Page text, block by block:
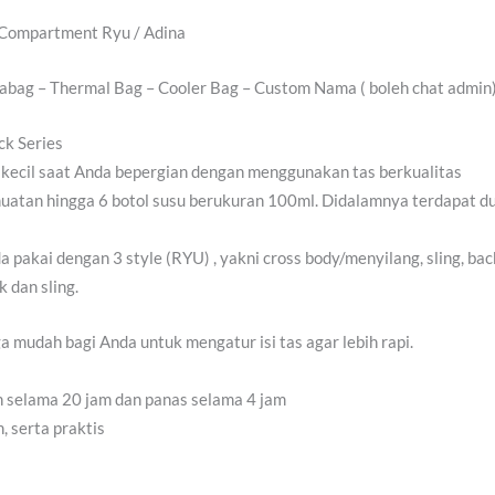
Ryu / Adina
– Thermal Bag – Cooler Bag – Custom Nama ( boleh chat
Series
saat Anda bepergian dengan menggunakan tas berkualitas
hingga 6 botol susu berukuran 100ml. Didalamnya terdapat
dengan 3 style (RYU) , yakni cross body/menyilang, sling,
dan sling.
bagi Anda untuk mengatur isi tas agar lebih rapi.
20 jam dan panas selama 4 jam
serta praktis